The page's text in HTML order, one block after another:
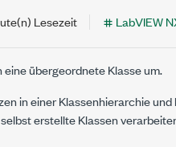
Lesezeit LabVIEW
übergeordnete Klasse um.
in einer Klassenhierarchie
erstellte Klassen